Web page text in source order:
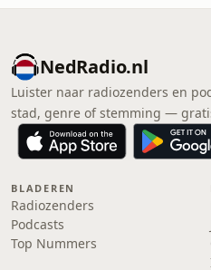
NedRadio.nl
Luister naar radiozenders en
stad, genre of stemming —
BLADEREN
Radiozenders
Podcasts
Top Nummers